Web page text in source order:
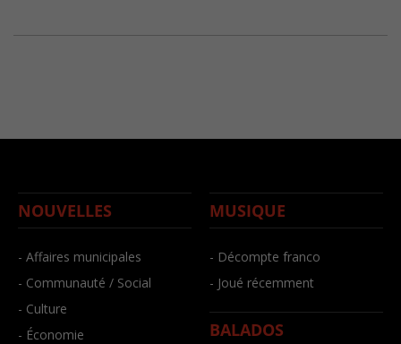
NOUVELLES
- Affaires municipales
- Communauté / Social
- Culture
- Économie
MUSIQUE
- Décompte franco
- Joué récemment
BALADOS